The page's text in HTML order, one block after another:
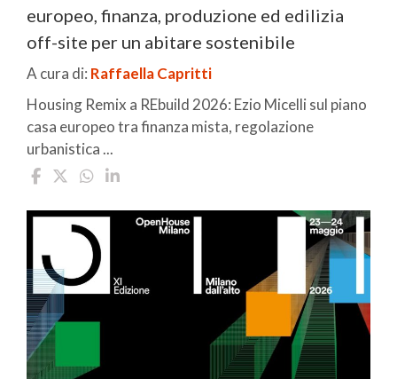
europeo, finanza, produzione ed edilizia
off-site per un abitare sostenibile
A cura di: Raffaella Capritti
Housing Remix a REbuild 2026: Ezio Micelli sul piano
casa europeo tra finanza mista, regolazione
urbanistica ...